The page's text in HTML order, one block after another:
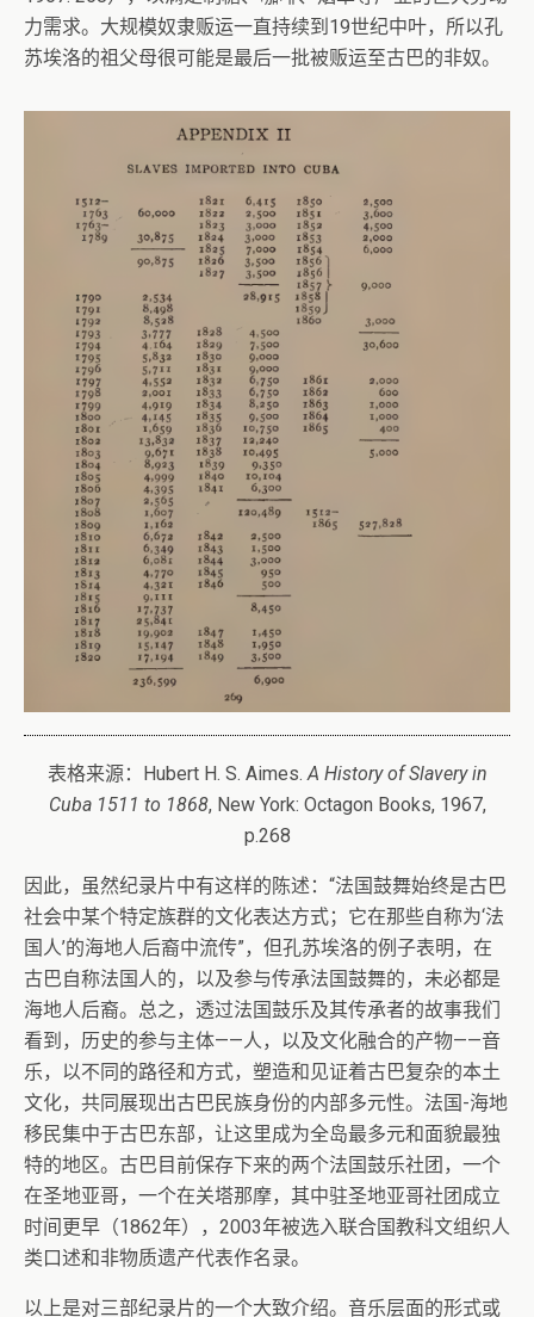
力需求。大规模奴隶贩运一直持续到19世纪中叶，所以孔
苏埃洛的祖父母很可能是最后一批被贩运至古巴的非奴。
表格来源：Hubert H. S. Aimes. A History of Slavery in
Cuba 1511 to 1868, New York: Octagon Books, 1967,
p.268
因此，虽然纪录片中有这样的陈述：“法国鼓舞始终是古巴
社会中某个特定族群的文化表达方式；它在那些自称为‘法
国人’的海地人后裔中流传”，但孔苏埃洛的例子表明，在
古巴自称法国人的，以及参与传承法国鼓舞的，未必都是
海地人后裔。总之，透过法国鼓乐及其传承者的故事我们
看到，历史的参与主体——人，以及文化融合的产物——音
乐，以不同的路径和方式，塑造和见证着古巴复杂的本土
文化，共同展现出古巴民族身份的内部多元性。法国-海地
移民集中于古巴东部，让这里成为全岛最多元和面貌最独
特的地区。古巴目前保存下来的两个法国鼓乐社团，一个
在圣地亚哥，一个在关塔那摩，其中驻圣地亚哥社团成立
时间更早（1862年），2003年被选入联合国教科文组织人
类口述和非物质遗产代表作名录。
以上是对三部纪录片的一个大致介绍。音乐层面的形式或